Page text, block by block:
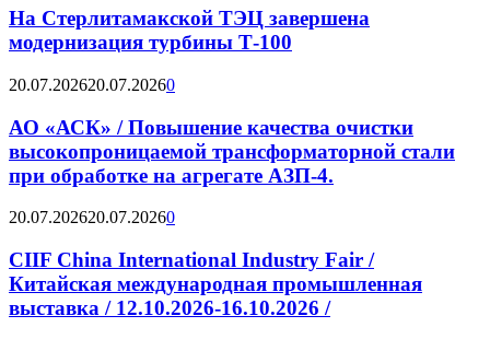
На Стерлитамакской ТЭЦ завершена
модернизация турбины Т-100
20.07.202620.07.20260
АО «АСК» / Повышение качества очистки
высокопроницаемой трансформаторной стали
при обработке на агрегате АЗП-4.
20.07.202620.07.20260
CIIF China International Industry Fair /
Китайская международная промышленная
выставка / 12.10.2026-16.10.2026 /